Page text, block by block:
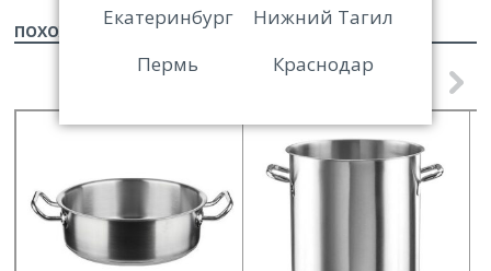
ПОХОЖИЕ ТОВАРЫ
Екатеринбург
Нижний Тагил
Пермь
Краснодар